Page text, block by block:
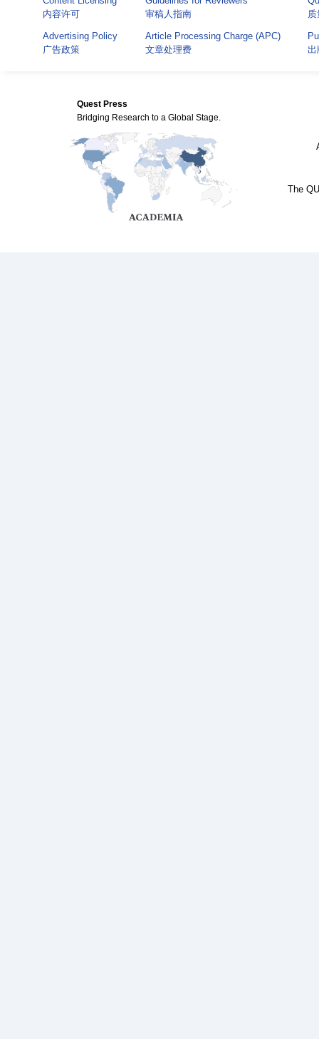
内容许可
审稿人指南
Advertising Policy
广告政策
Article Processing Charge (APC)
文章处理费
出
Quest Press
Bridging Research to a Global Stage.
The